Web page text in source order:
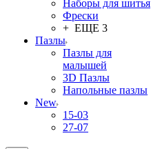
Наборы для шитья
Фрески
+ ЕЩЕ 3
Пазлы
Пазлы для
малышей
3D Пазлы
Напольные пазлы
New
15-03
27-07